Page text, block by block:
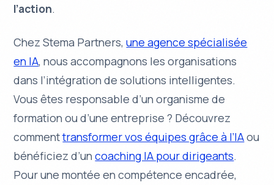
l’action.
Chez Stema Partners,une agence spécialisée
en IA, nous accompagnons les organisations
dans l’intégration de solutions intelligentes.
Vous êtes responsable d’un organisme de
formation ou d’une entreprise ? Découvrez
commenttransformer vos équipes grâce à l’IAou
bénéficiez d’uncoaching IA pour dirigeants.
Pour une montée en compétence encadrée,